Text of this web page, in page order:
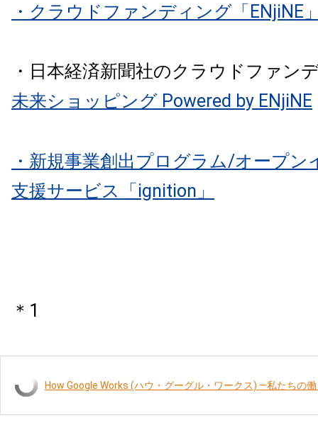
・クラウドファンディング「ENjiNE
・日本経済新聞社のクラウドファン
未来ショッピング Powered by ENjiNE
・新規事業創出プログラム/オープン
支援サービス「ignition」
＊1
How Google Works (ハウ・グーグル・ワークス) ―私たちの